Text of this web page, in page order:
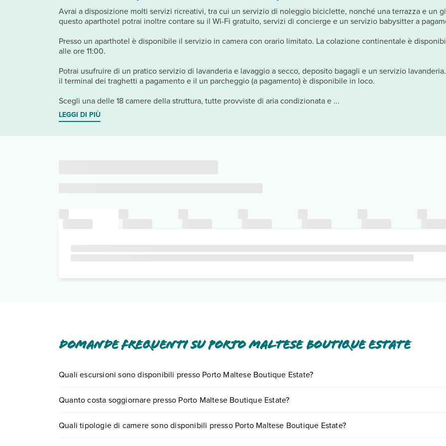
Avrai a disposizione molti servizi ricreativi, tra cui un servizio di noleggio biciclette, nonché una terrazza e un
questo aparthotel potrai inoltre contare su il Wi-Fi gratuito, servizi di concierge e un servizio babysitter a
Presso un aparthotel è disponibile il servizio in camera con orario limitato. La colazione continentale è
alle ore 11:00.
Potrai usufruire di un pratico servizio di lavanderia e lavaggio a secco, deposito bagagli e un servizio
il terminal dei traghetti a pagamento e il un parcheggio (a pagamento) è disponibile in loco.
Scegli una delle 18 camere della struttura, tutte provviste di aria condizionata e ...
LEGGI DI PIÙ
Domande frequenti su Porto Maltese Boutique Estate
Quali escursioni sono disponibili presso Porto Maltese Boutique Estate?
numero 0721.17231 oprenotando un appuntamento.
Quanto costa soggiornare presso Porto Maltese Boutique Estate?
e scegli quando partire.
Quali tipologie di camere sono disponibili presso Porto Maltese Boutique Estate?